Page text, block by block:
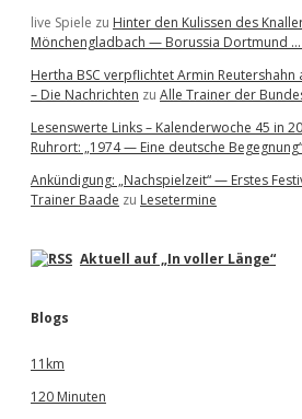
live Spiele zu Hinter den Kulissen des
Mönchengladbach — Borussia Dortmund …
Hertha BSC verpflichtet Armin Reutershahn
– Die Nachrichten zu Alle Trainer der
Lesenswerte Links – Kalenderwoche 45 in
Ruhrort: „1974 — Eine deutsche Begegnung“
Ankündigung: „Nachspielzeit“ — Erstes
Trainer Baade zu Lesetermine
Aktuell auf „In voller Länge“
Blogs
11km
120 Minuten